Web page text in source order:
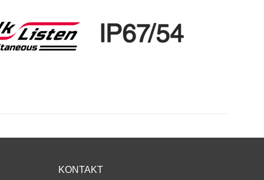
KONTAKT